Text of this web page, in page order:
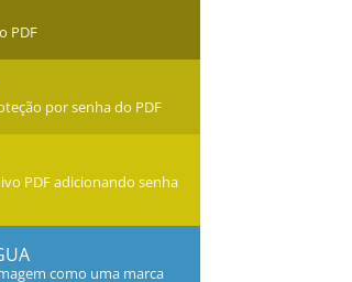
PDF
por senha do PDF
PDF adicionando senha
como uma marca